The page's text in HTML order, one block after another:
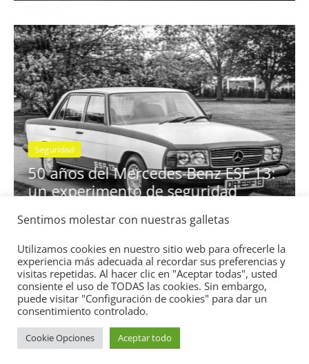
28 de junio de 2022 mospotter84 0
ESF 13:
Seguridad Vídeo
El Mazda CX-5 2022 logra la
nota en las pruebas de
IIHS
11 de noviembre de 2021 mospotter84
Copyright © 2026Academia del Motor
Sentimos molestar con nuestras galletas
Utilizamos cookies en nuestro sitio web para ofrecerle la
experiencia más adecuada al recordar sus preferencias y
visitas repetidas. Al hacer clic en "Aceptar todas", usted
consiente el uso de TODAS las cookies. Sin embargo,
puede visitar "Configuración de cookies" para dar un
consentimiento controlado.
Cookie Opciones Aceptar todo